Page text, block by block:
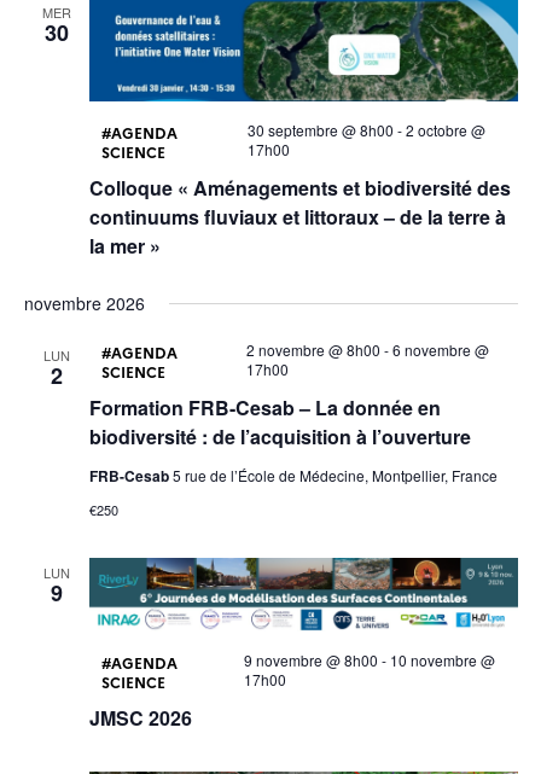
MER
30
AGENDA
SCIENCE
30 septembre @ 8h00 -2 octobre @
17h00
Colloque « Aménagements et biodiversité des
continuums fluviaux et littoraux – de la terre à
la mer »
novembre 2026
LUN
2
AGENDA
SCIENCE
2 novembre @ 8h00 -6 novembre @
17h00
Formation FRB-Cesab – La donnée en
biodiversité : de l’acquisition à l’ouverture
FRB-Cesab5 rue de l’École de Médecine, Montpellier, France
€250
LUN
9
AGENDA
SCIENCE
9 novembre @ 8h00 - 10 novembre @
17h00
JMSC 2026